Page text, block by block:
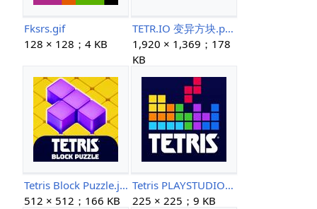
Fksrs.gif
128 × 128；4 KB
TETR.IO 变异方块.png
1,920 × 1,369；178
KB
Tetris Block Puzzle.jpg
512 × 512；166 KB
Tetris PLAYSTUDIOS.jpg
225 × 225；9 KB